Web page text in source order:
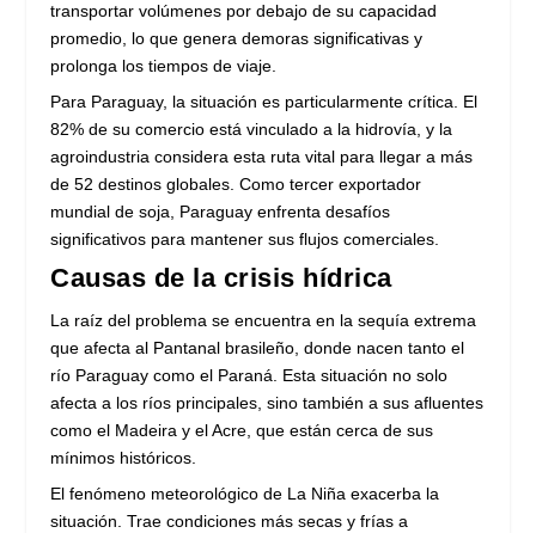
transportar volúmenes por debajo de su capacidad
promedio, lo que genera demoras significativas y
prolonga los tiempos de viaje.
Para Paraguay, la situación es particularmente crítica. El
82% de su comercio está vinculado a la hidrovía, y la
agroindustria considera esta ruta vital para llegar a más
de 52 destinos globales. Como tercer exportador
mundial de soja, Paraguay enfrenta desafíos
significativos para mantener sus flujos comerciales.
Causas de la crisis hídrica
La raíz del problema se encuentra en la sequía extrema
que afecta al Pantanal brasileño, donde nacen tanto el
río Paraguay como el Paraná. Esta situación no solo
afecta a los ríos principales, sino también a sus afluentes
como el Madeira y el Acre, que están cerca de sus
mínimos históricos.
El fenómeno meteorológico de La Niña exacerba la
situación. Trae condiciones más secas y frías a